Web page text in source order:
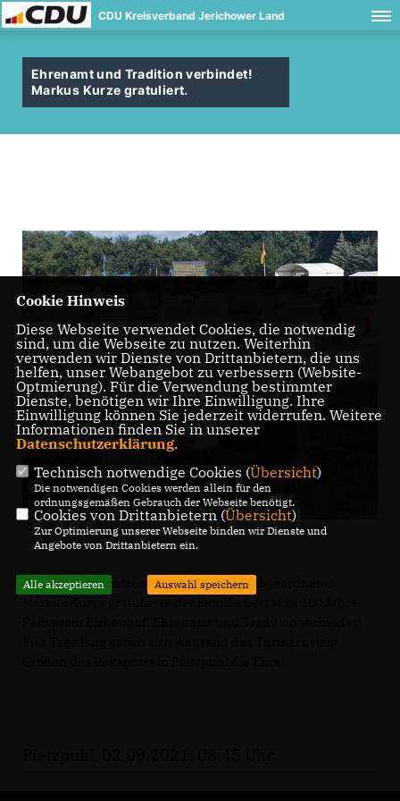
CDU Kreisverband Jerichower Land
Ehrenamt und Tradition verbindet!
Markus Kurze gratuliert.
Unser Kreisvorsitzender und Landtagsabgeordneter
Cookie Hinweis
Diese Webseite verwendet Cookies, die notwendig
sind, um die Webseite zu nutzen. Weiterhin
verwenden wir Dienste von Drittanbietern, die uns
helfen, unser Webangebot zu verbessern (Website-
Optmierung). Für die Verwendung bestimmter
Dienste, benötigen wir Ihre Einwilligung. Ihre
Einwilligung können Sie jederzeit widerrufen. Weitere
Informationen finden Sie in unserer
Datenschutzerklärung.
Technisch notwendige Cookies (Übersicht)
Die notwendigen Cookies werden allein für den
ordnungsgemäßen Gebrauch der Webseite benötigt.
Cookies von Drittanbietern (Übersicht)
Zur Optimierung unserer Webseite binden wir Dienste und
Angebote von Drittanbietern ein.
Alle akzeptieren Auswahl speichern